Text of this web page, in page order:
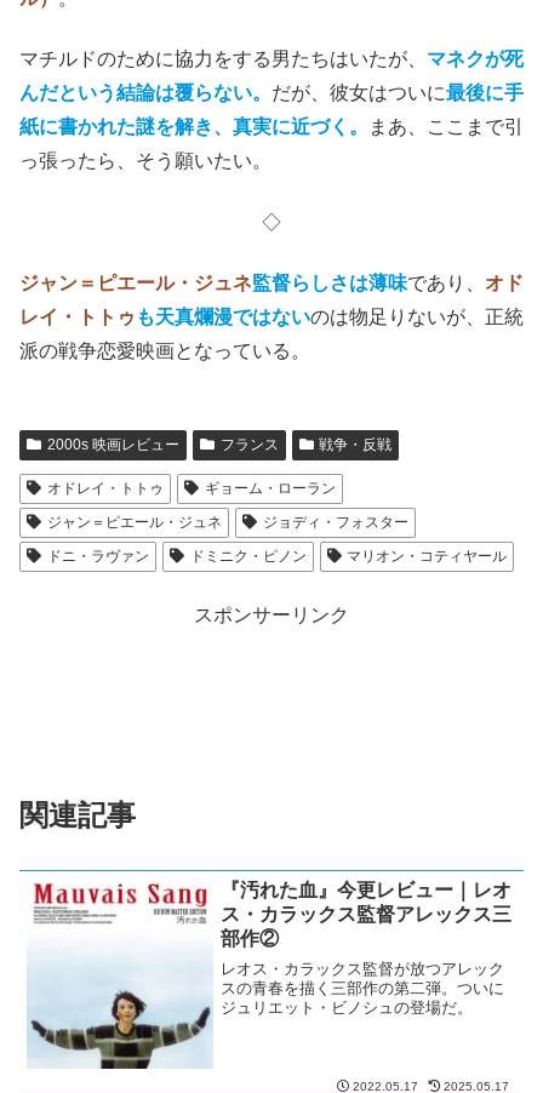
マチルドのために協力をする男たちはいたが、 マネクが死
んだという結論は覆らない。 だが、彼女はついに最後に手
紙に書かれた謎を解き、真実に近づく。
まあ、ここまで引
っ張ったら、そう願いたい。
◇
ジャン＝ピエール・ジュネ監督らしさは薄味であり、 オド
レイ・トトゥ も天真爛漫ではないのは物足りないが、正統
派の戦争恋愛映画となっている。
2000s 映画レビュー フランス 戦争・反戦
オドレイ・トトゥ
ギョーム・ローラン
ジャン＝ピエール・ジュネ
ジョディ・フォスター
ドニ・ラヴァン
ドミニク・ピノン マリオン・コティヤール
スポンサーリンク
関連記事
『汚れた血』今更レビュー｜レオ
ス・カラックス監督アレックス三
部作②
レオス・カラックス監督が放つアレック
スの青春を描く三部作の第二弾。ついに
ジュリエット・ビノシュの登場だ。
2022.05.17 2025.05.17